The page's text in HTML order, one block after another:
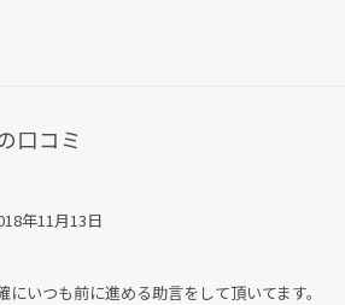
口コミ
年11月13日
いつも前に進める助言をして頂いてます。